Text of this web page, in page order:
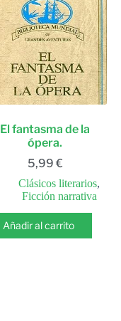
El fantasma de la
ópera.
5,99 €
Clásicos literarios,
Ficción narrativa
Añadir al carrito